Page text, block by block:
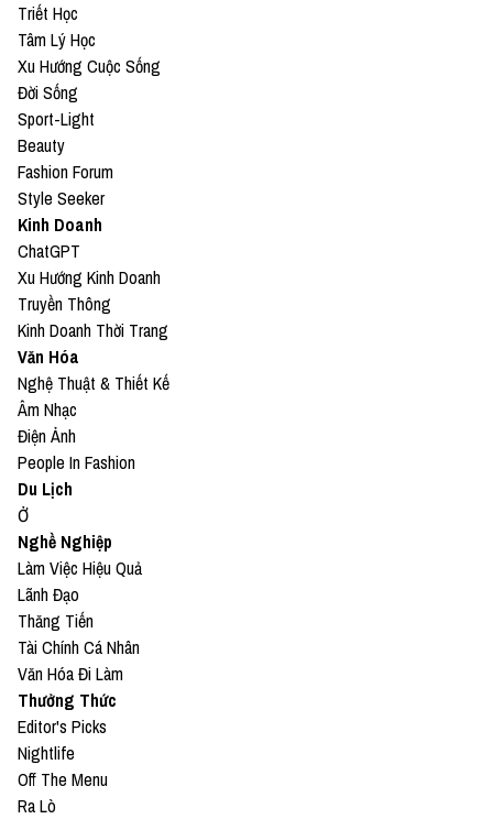
Triết Học
Tâm Lý Học
Xu Hướng Cuộc Sống
Đời Sống
Sport-Light
Beauty
Fashion Forum
Style Seeker
Kinh Doanh
ChatGPT
Xu Hướng Kinh Doanh
Truyền Thông
Kinh Doanh Thời Trang
Văn Hóa
Nghệ Thuật & Thiết Kế
Âm Nhạc
Điện Ảnh
People In Fashion
Du Lịch
Ở
Nghề Nghiệp
Làm Việc Hiệu Quả
Lãnh Đạo
Thăng Tiến
Tài Chính Cá Nhân
Văn Hóa Đi Làm
Thưởng Thức
Editor's Picks
Nightlife
Off The Menu
Ra Lò